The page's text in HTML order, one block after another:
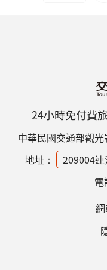
24小時免付費
中華民國交通部觀
地址：
209004
電